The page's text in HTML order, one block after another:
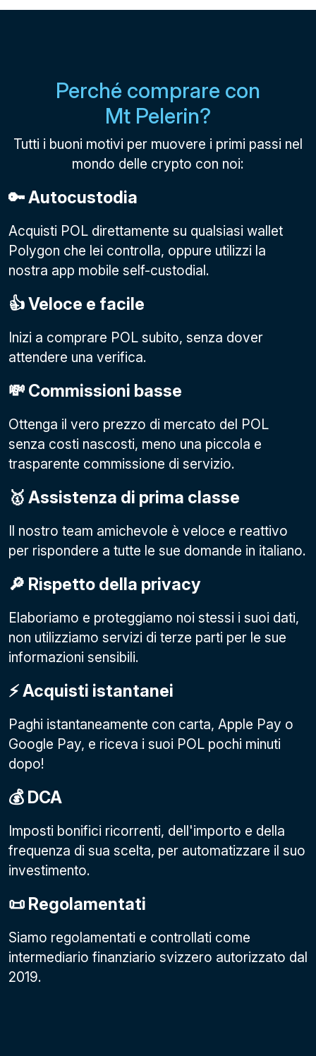
Perché comprare con
Mt Pelerin?
Tutti i buoni motivi per muovere i primi passi nel
mondo delle crypto con noi:
🔑 Autocustodia
Acquisti POL direttamente su qualsiasi wallet
Polygon che lei controlla, oppure utilizzi la
nostra app mobile self-custodial.
👍 Veloce e facile
Inizi a comprare POL subito, senza dover
attendere una verifica.
💸 Commissioni basse
Ottenga il vero prezzo di mercato del POL
senza costi nascosti, meno una piccola e
trasparente commissione di servizio.
🥇 Assistenza di prima classe
Il nostro team amichevole è veloce e reattivo
per rispondere a tutte le sue domande in italiano.
🔎 Rispetto della privacy
Elaboriamo e proteggiamo noi stessi i suoi dati,
non utilizziamo servizi di terze parti per le sue
informazioni sensibili.
⚡️ Acquisti istantanei
Paghi istantaneamente con carta, Apple Pay o
Google Pay, e riceva i suoi POL pochi minuti
dopo!
💰 DCA
Imposti bonifici ricorrenti, dell'importo e della
frequenza di sua scelta, per automatizzare il suo
investimento.
📜 Regolamentati
Siamo regolamentati e controllati come
intermediario finanziario svizzero autorizzato dal
2019.